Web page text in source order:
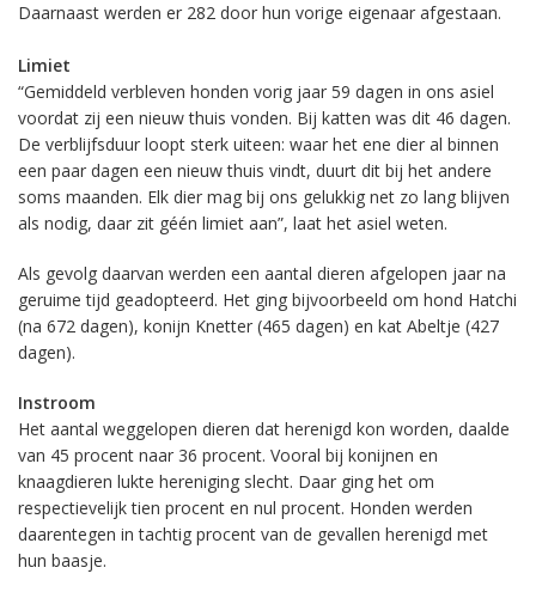
Daarnaast werden er 282 door hun vorige eigenaar afgestaan.
Limiet
“Gemiddeld verbleven honden vorig jaar 59 dagen in ons asiel
voordat zij een nieuw thuis vonden. Bij katten was dit 46 dagen.
De verblijfsduur loopt sterk uiteen: waar het ene dier al binnen
een paar dagen een nieuw thuis vindt, duurt dit bij het andere
soms maanden. Elk dier mag bij ons gelukkig net zo lang blijven
als nodig, daar zit géén limiet aan”, laat het asiel weten.
Als gevolg daarvan werden een aantal dieren afgelopen jaar na
geruime tijd geadopteerd. Het ging bijvoorbeeld om hond Hatchi
(na 672 dagen), konijn Knetter (465 dagen) en kat Abeltje (427
dagen).
Instroom
Het aantal weggelopen dieren dat herenigd kon worden, daalde
van 45 procent naar 36 procent. Vooral bij konijnen en
knaagdieren lukte hereniging slecht. Daar ging het om
respectievelijk tien procent en nul procent. Honden werden
daarentegen in tachtig procent van de gevallen herenigd met
hun baasje.